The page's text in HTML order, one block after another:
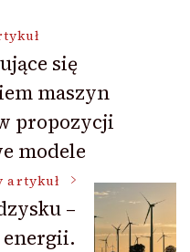
się
maszyn
propozycji
modele
artykuł
–
energii.